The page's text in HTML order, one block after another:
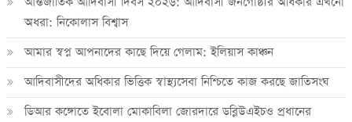
অধরা: নিকোলাস বিশ্বাস
আমার স্বপ্ন আপনাদের কাছে দিয়ে গেলাম: ইলিয়াস কাঞ্চন
আদিবাসীদের অধিকার ভিত্তিক স্বাস্থ্যসেবা নিশ্চিতে কাজ করছে জাতিসংঘ
ডিআর কঙ্গোতে ইবোলা মোকাবিলা জোরদারে ডব্লিউএইচও প্রধানের